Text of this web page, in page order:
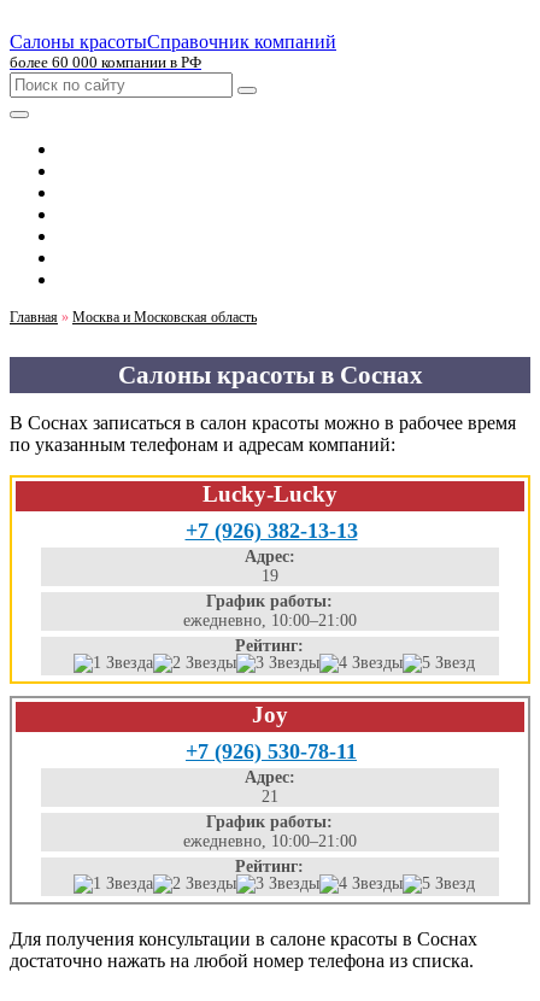
Салоны красотыСправочник компаний
более 60 000 компании в РФ
Главная » Москва и Московская область
Салоны красоты в Соснах
В Соснах записаться в салон красоты можно в рабочее время
по указанным телефонам и адресам компаний:
Lucky-Lucky
+7 (926) 382-13-13
Адрес:
19
График работы:
ежедневно, 10:00–21:00
Рейтинг:
Joy
+7 (926) 530-78-11
Адрес:
21
График работы:
ежедневно, 10:00–21:00
Рейтинг:
Для получения консультации в салоне красоты в Соснах
достаточно нажать на любой номер телефона из списка.